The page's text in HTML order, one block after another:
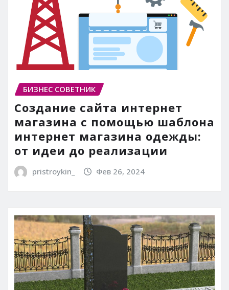
БИЗНЕС СОВЕТНИК
Создание сайта интернет
магазина с помощью шаблона
интернет магазина одежды:
от идеи до реализации
pristroykin_ Фев 26, 2024